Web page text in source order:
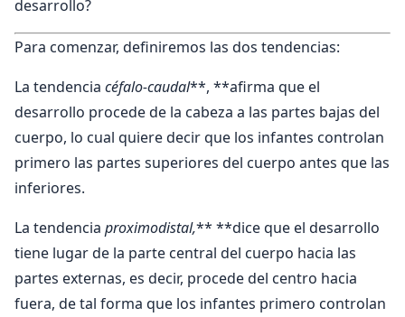
desarrollo?
Para comenzar, definiremos las dos tendencias:
La tendencia céfalo-caudal**, **afirma que el
desarrollo procede de la cabeza a las partes bajas del
cuerpo, lo cual quiere decir que los infantes controlan
primero las partes superiores del cuerpo antes que las
inferiores.
La tendencia proximodistal,** **dice que el desarrollo
tiene lugar de la parte central del cuerpo hacia las
partes externas, es decir, procede del centro hacia
fuera, de tal forma que los infantes primero controlan